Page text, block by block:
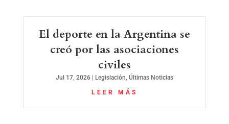
El deporte en la Argentina se
creó por las asociaciones
civiles
Jul 17, 2026| Legislación, Últimas Noticias
LEER MÁS